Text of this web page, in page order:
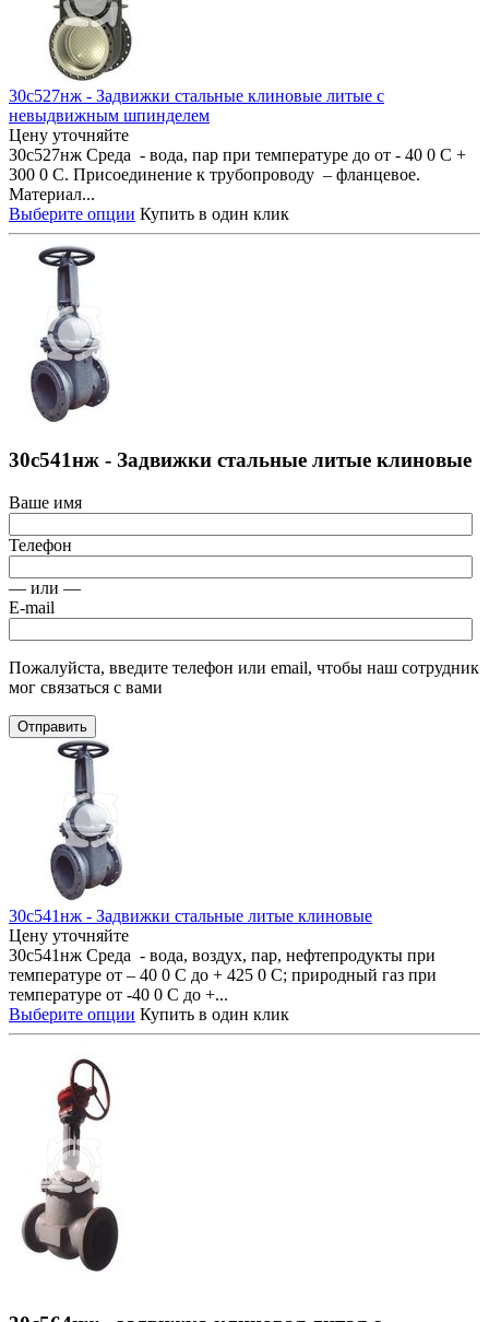
30с527нж - Задвижки стальные клиновые литые с
невыдвижным шпинделем
Цену уточняйте
30с527нж Среда - вода, пар при температуре до от - 40 0 С +
300 0 С. Присоединение к трубопроводу – фланцевое.
Материал...
Выберите опции Купить в один клик
30с541нж - Задвижки стальные литые клиновые
Ваше имя
Телефон
— или —
E-mail
Пожалуйста, введите телефон или email, чтобы наш сотрудник
мог связаться с вами
Отправить
30с541нж - Задвижки стальные литые клиновые
Цену уточняйте
30с541нж Среда - вода, воздух, пар, нефтепродукты при
температуре от – 40 0 С до + 425 0 С; природный газ при
температуре от -40 0 С до +...
Выберите опции Купить в один клик